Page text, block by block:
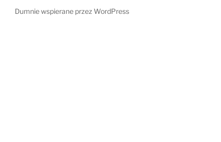
Dumnie wspierane przez WordPress